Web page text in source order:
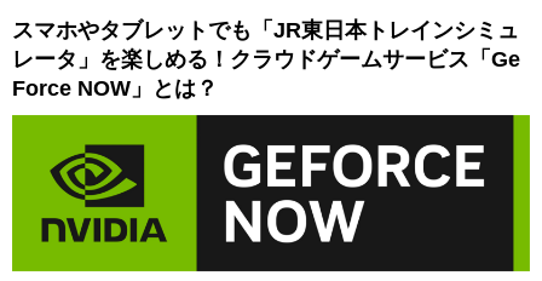
スマホやタブレットでも「JR東日本トレインシミュ
レータ」を楽しめる！クラウドゲームサービス「Ge
Force NOW」とは？